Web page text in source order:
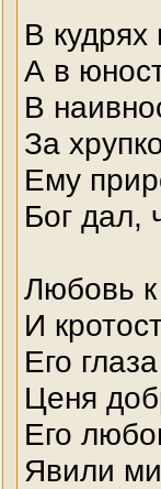
В
А в
В
За
Ему
Бог дал,
Любовь
И
Его
Ценя
Его
Явили